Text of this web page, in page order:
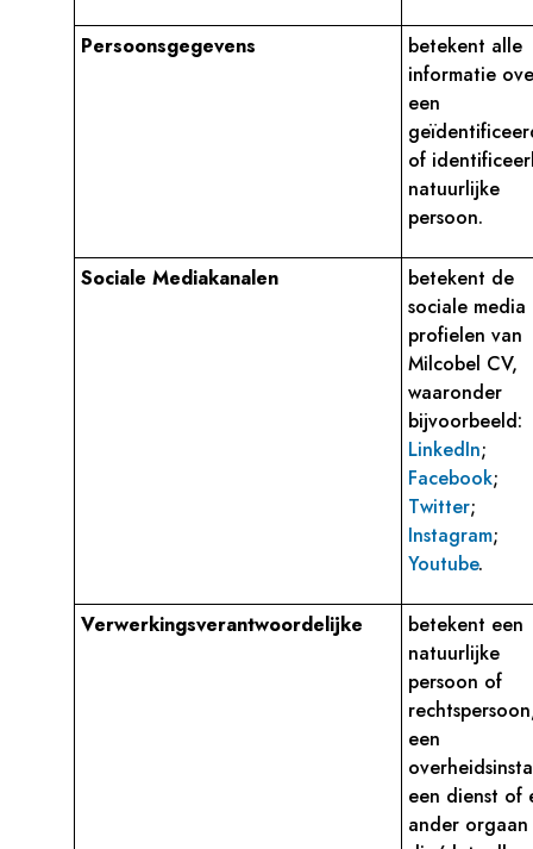
Persoonsgegevens
betekent alle
informatie
een
of
natuurlijke
persoon.
Sociale Mediakanalen
betekent de
sociale media
profielen van
Milcobel CV,
waaronder
bijvoorbeeld:
LinkedIn;
Facebook;
Twitter;
Instagram;
Youtube.
Verwerkingsverantwoordelijke
betekent een
natuurlijke
persoon of
een
een dienst of
ander orgaan